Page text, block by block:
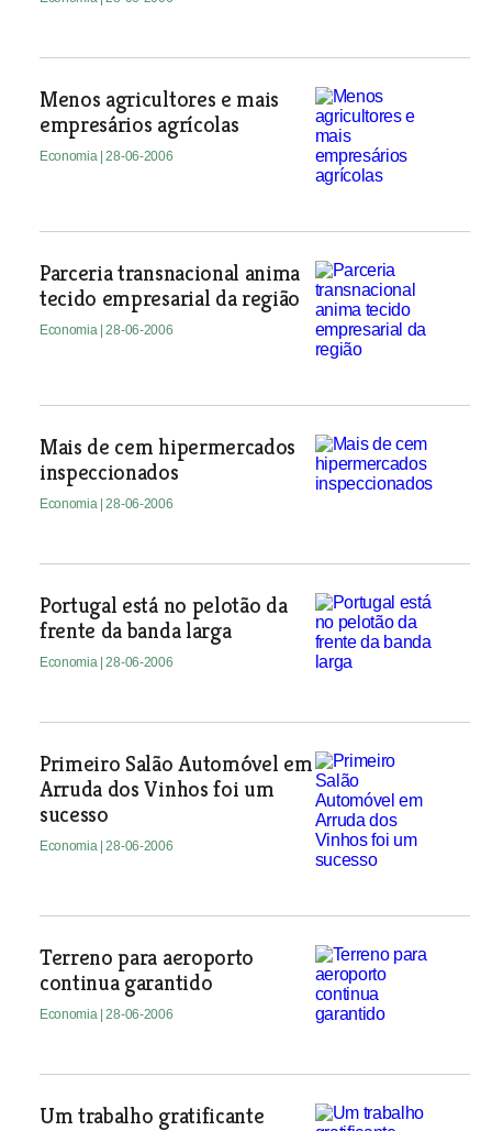
Menos agricultores e mais
empresários agrícolas
Economia | 28-06-2006
Parceria transnacional anima
tecido empresarial da região
Economia | 28-06-2006
Mais de cem hipermercados
inspeccionados
Economia | 28-06-2006
Portugal está no pelotão da
frente da banda larga
Economia | 28-06-2006
Primeiro Salão Automóvel em
Arruda dos Vinhos foi um
sucesso
Economia | 28-06-2006
Terreno para aeroporto
continua garantido
Economia | 28-06-2006
Um trabalho gratificante